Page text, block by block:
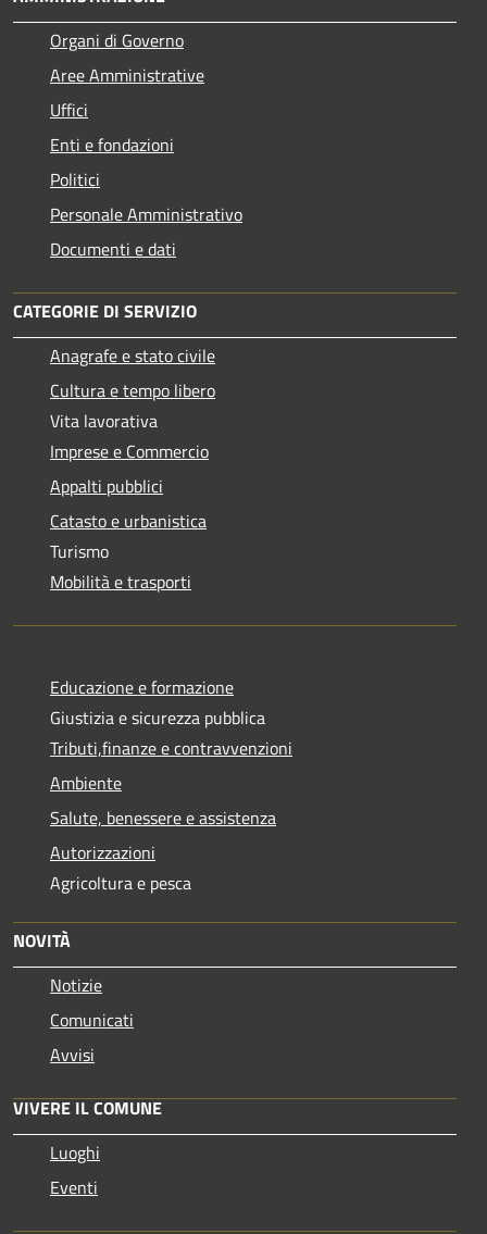
Organi di Governo
Aree Amministrative
Uffici
Enti e fondazioni
Politici
Personale Amministrativo
Documenti e dati
CATEGORIE DI SERVIZIO
Anagrafe e stato civile
Cultura e tempo libero
Vita lavorativa
Imprese e Commercio
Appalti pubblici
Catasto e urbanistica
Turismo
Mobilità e trasporti
Educazione e formazione
Giustizia e sicurezza pubblica
Tributi,finanze e contravvenzioni
Ambiente
Salute, benessere e assistenza
Autorizzazioni
Agricoltura e pesca
NOVITÀ
Notizie
Comunicati
Avvisi
VIVERE IL COMUNE
Luoghi
Eventi